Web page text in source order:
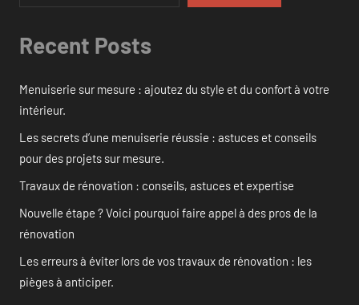
Recent Posts
Menuiserie sur mesure : ajoutez du style et du confort à votre
intérieur.
Les secrets d’une menuiserie réussie : astuces et conseils
pour des projets sur mesure.
Travaux de rénovation : conseils, astuces et expertise
Nouvelle étape ? Voici pourquoi faire appel à des pros de la
rénovation
Les erreurs à éviter lors de vos travaux de rénovation : les
pièges à anticiper.